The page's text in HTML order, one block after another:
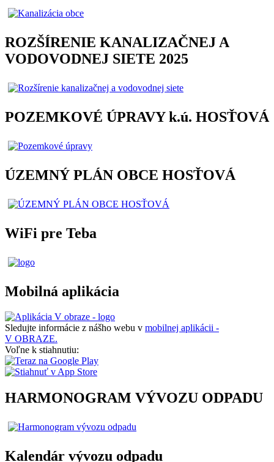
ROZŠÍRENIE KANALIZAČNEJ A
VODOVODNEJ SIETE 2025
POZEMKOVÉ ÚPRAVY k.ú. HOSŤOVÁ
ÚZEMNÝ PLÁN OBCE HOSŤOVÁ
WiFi pre Teba
Mobilná aplikácia
Sledujte informácie z nášho webu v mobilnej aplikácii -
V OBRAZE.
Voľne k stiahnutiu:
HARMONOGRAM VÝVOZU ODPADU
Kalendár vývozu odpadu